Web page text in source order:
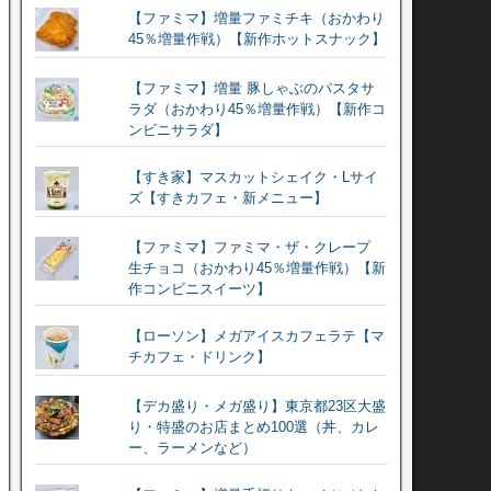
【ファミマ】増量ファミチキ（おかわり
45％増量作戦）【新作ホットスナック】
【ファミマ】増量 豚しゃぶのパスタサ
ラダ（おかわり45％増量作戦）【新作コ
ンビニサラダ】
【すき家】マスカットシェイク・Lサイ
ズ【すきカフェ・新メニュー】
【ファミマ】ファミマ・ザ・クレープ
生チョコ（おかわり45％増量作戦）【新
作コンビニスイーツ】
【ローソン】メガアイスカフェラテ【マ
チカフェ・ドリンク】
【デカ盛り・メガ盛り】東京都23区大盛
り・特盛のお店まとめ100選（丼、カレ
ー、ラーメンなど）